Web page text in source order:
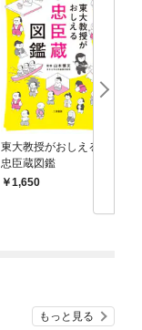
東大教授がおしえる
忠臣蔵図鑑
1,650
もっと見る